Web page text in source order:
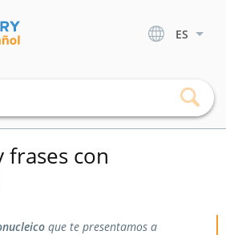
ES
frases con
que te presentamos a